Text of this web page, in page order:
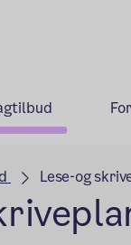
Lese-og